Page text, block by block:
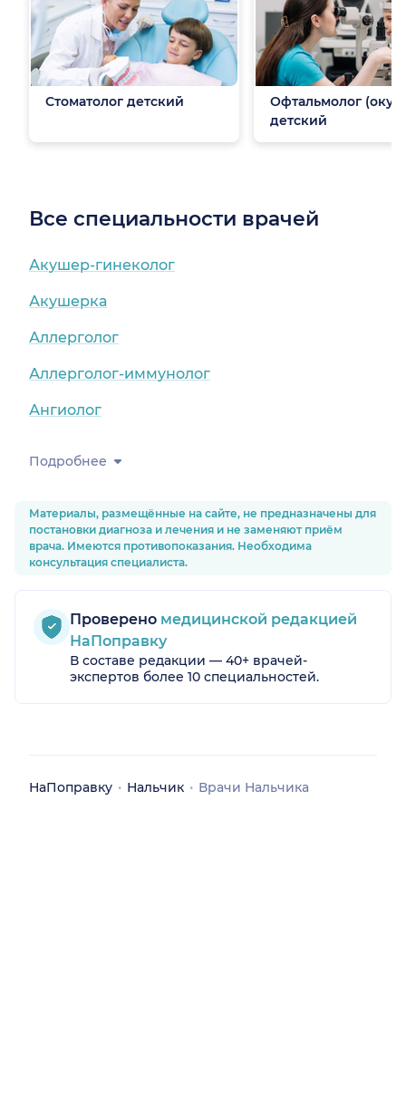
Стоматолог детский
Офтальмолог
детский
Все специальности врачей
Акушер-гинеколог
Акушерка
Аллерголог
Аллерголог-иммунолог
Ангиолог
Подробнее
Материалы, размещённые на сайте, не предназначены для
постановки диагноза и лечения и не заменяют приём
врача. Имеются противопоказания. Необходима
консультация специалиста.
Проверено медицинской редакцией
НаПоправку
В составе редакции — 40+ врачей-
экспертов более 10 специальностей.
НаПоправку Нальчик Врачи Нальчика